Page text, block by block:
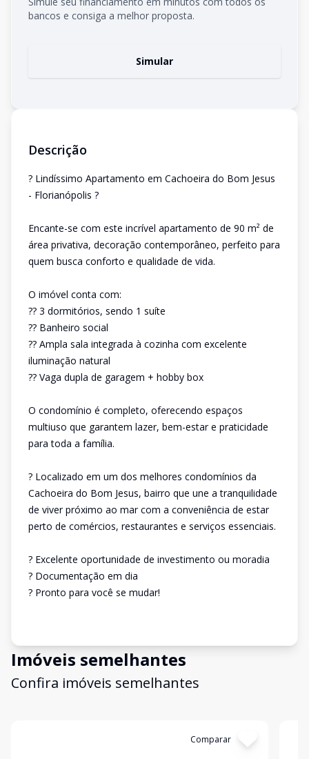
bancos e consiga a melhor proposta.
Simular
Descrição
? Lindíssimo Apartamento em Cachoeira do Bom Jesus
- Florianópolis ?
Encante-se com este incrível apartamento de 90 m² de
área privativa, decoração contemporâneo, perfeito para
quem busca conforto e qualidade de vida.
O imóvel conta com:
?? 3 dormitórios, sendo 1 suíte
?? Banheiro social
?? Ampla sala integrada à cozinha com excelente
iluminação natural
?? Vaga dupla de garagem + hobby box
O condomínio é completo, oferecendo espaços
multiuso que garantem lazer, bem-estar e praticidade
para toda a família.
? Localizado em um dos melhores condomínios da
Cachoeira do Bom Jesus, bairro que une a tranquilidade
de viver próximo ao mar com a conveniência de estar
perto de comércios, restaurantes e serviços essenciais.
? Excelente oportunidade de investimento ou moradia
? Documentação em dia
? Pronto para você se mudar!
Imóveis semelhantes
Confira imóveis semelhantes
Comparar